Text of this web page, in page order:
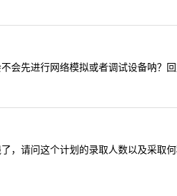
先进行网络模拟或者调试设备呐？
请问这个计划的录取人数以及采取